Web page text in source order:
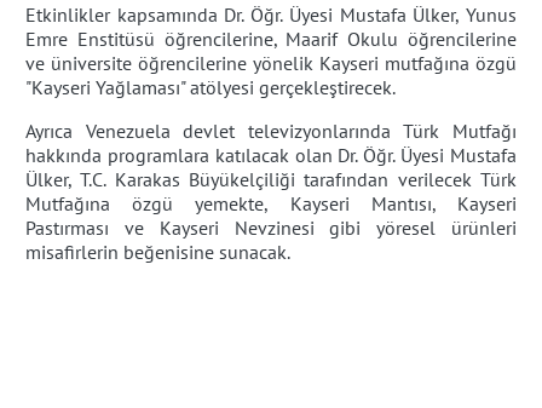
Etkinlikler kapsamında Dr. Öğr. Üyesi Mustafa Ülker, Yunus
Emre Enstitüsü öğrencilerine, Maarif Okulu öğrencilerine
ve üniversite öğrencilerine yönelik Kayseri mutfağına özgü
"Kayseri Yağlaması" atölyesi gerçekleştirecek.
Ayrıca Venezuela devlet televizyonlarında Türk Mutfağı
hakkında programlara katılacak olan Dr. Öğr. Üyesi Mustafa
Ülker, T.C. Karakas Büyükelçiliği tarafından verilecek Türk
Mutfağına özgü yemekte, Kayseri Mantısı, Kayseri
Pastırması ve Kayseri Nevzinesi gibi yöresel ürünleri
misafirlerin beğenisine sunacak.